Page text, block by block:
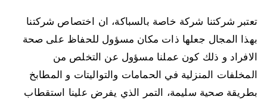
تعتبر شركتنا شركة خاصة بالسباكة، ان اختصاص شركتنا
بهذا المجال جعلها ذات مكان مسؤول للحفاظ على صحة
الافراد و ذلك كون عملنا مسؤول عن التخلص من
المخلفات المنزلية في الحمامات والتواليتات و المطابخ
بطريقة صحية سليمة، التمر الذي يفرض علينا استقطاب